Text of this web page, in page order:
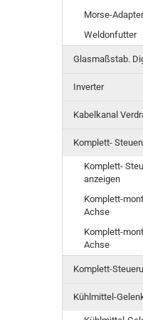
Morse-Adapter
Weldonfutter
Glasmaßstab.
Inverter
Kabelkanal
Komplett-
Komplett-
anzeigen
Komplett-
Achse
Komplett-
Achse
Komplett-
Kühlmittel-